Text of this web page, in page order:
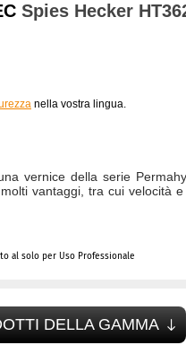
Spies Hecker
nella vostra lingua.
vernice della serie
vantaggi, tra cui velocità
al solo per Uso Professionale
DELLA GAMMA